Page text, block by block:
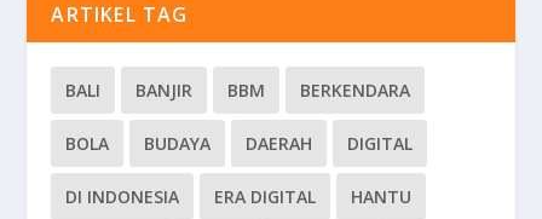
ARTIKEL TAG
BALI BANJIR BBM BERKENDARA
BOLA BUDAYA DAERAH DIGITAL
DI INDONESIA ERA DIGITAL HANTU